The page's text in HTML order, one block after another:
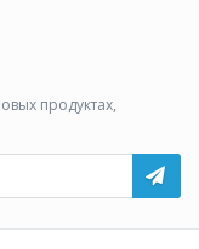
продуктах,